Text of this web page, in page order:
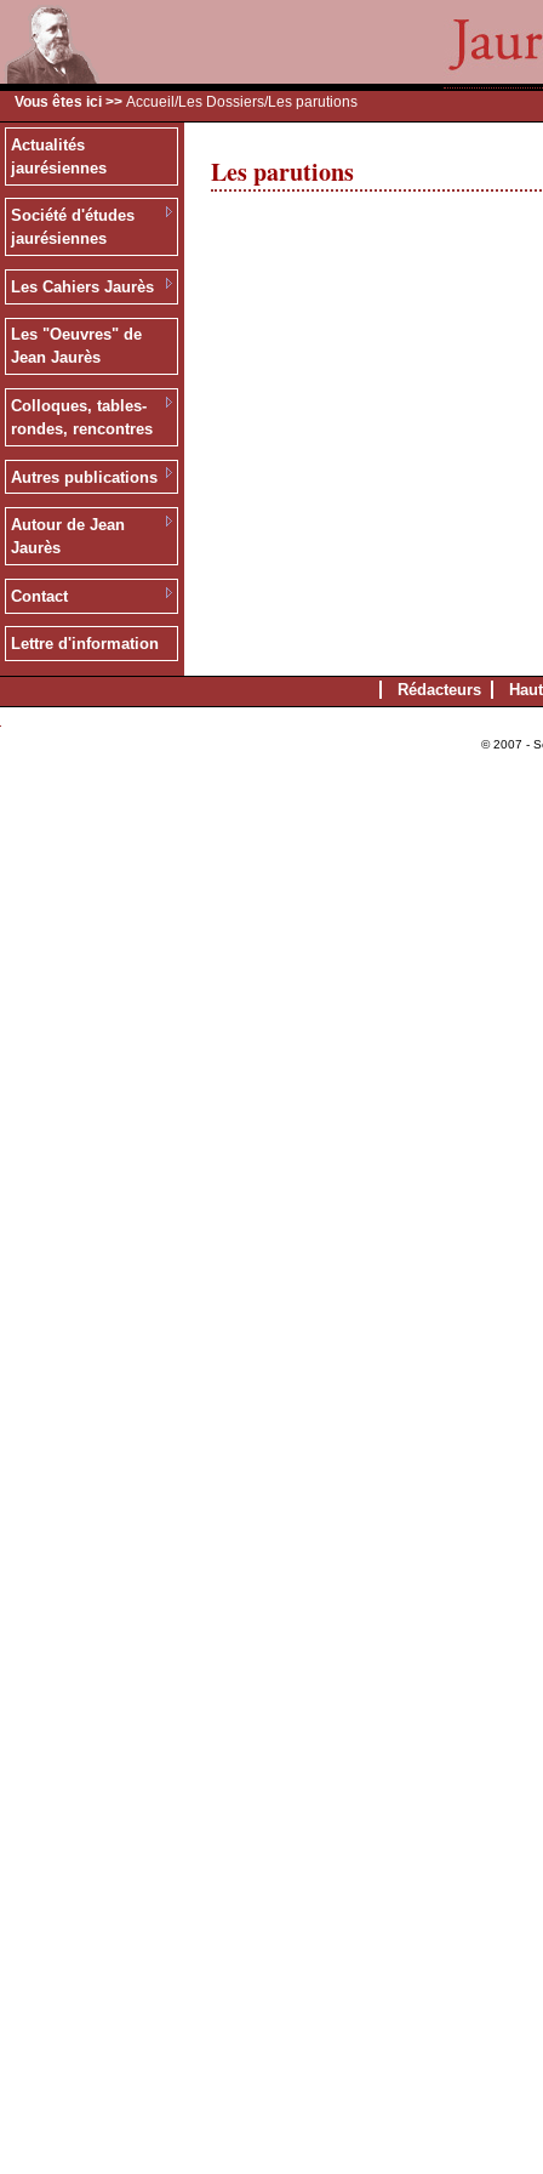
Vous êtes ici >> Accueil /Les Dossiers/Les parutions
Actualités
jaurésiennes
Société d'études
jaurésiennes
Les Cahiers Jaurès
Les "Oeuvres" de
Jean Jaurès
Colloques, tables-
rondes, rencontres
Autres publications
Autour de Jean
Jaurès
Contact
Lettre d'information
Les parutions
Rédacteurs
© 2007 -